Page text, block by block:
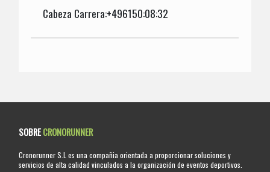
Cabeza Carrera:+496150:08:32
SOBRECRONORUNNER
Cronorunner S.L es una compañia orientada a proporcionar soluciones y
servicios de alta calidad vinculados a la organización de eventos deportivos.